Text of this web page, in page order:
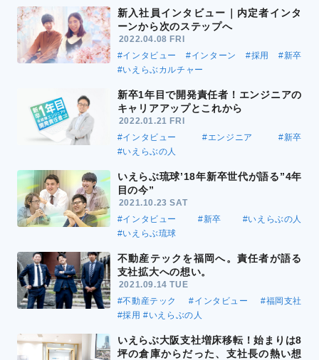
新入社員インタビュー｜内定者インタ
ーンから次のステップへ
2022.04.08 FRI
#インタビュー
#インターン #採用
#新卒
#いえらぶカルチャー
新卒1年目で開発責任者！エンジニアの
キャリアアップとこれから
2022.01.21 FRI
#インタビュー
#エンジニア
#新卒
#いえらぶの人
いえらぶ琉球’18年新卒世代が語る”4年
目の今”
2021.10.23 SAT
#インタビュー
#新卒
#いえらぶの人
#いえらぶ琉球
不動産テックを福岡へ。責任者が語る
支社拡大への想い。
2021.09.14 TUE
#不動産テック
#インタビュー
#福岡支社
#採用 #いえらぶの人
いえらぶ大阪支社増床移転！始まりは8
坪の倉庫からだった、支社長の熱い想